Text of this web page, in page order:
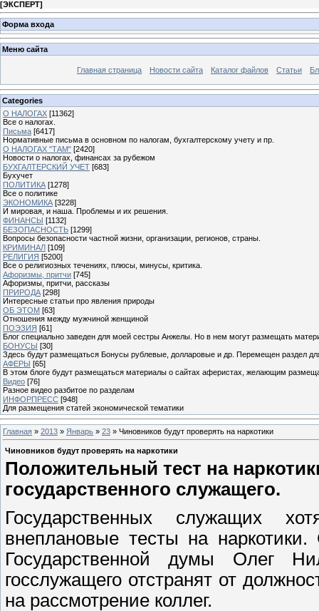
[ЭКСПЕРТ]
Форма входа
Меню сайта
Главная страница Новости сайта Каталог файлов Статьи
Categories
О НАЛОГАХ [11362]
Все о налогах.
Письма [6417]
Нормативные письма в основном по налогам, бухгалтерскому учету и пр.
О НАЛОГАХ "ТАМ" [2420]
Новости о налогах, финансах за рубежом
БУХГАЛТЕРСКИЙ УЧЕТ [683]
Бухучет
ПОЛИТИКА [1278]
Все о политике
ЭКОНОМИКА [3228]
И мировая, и наша. Проблемы и их решения.
ФИНАНСЫ [1132]
БЕЗОПАСНОСТЬ [1299]
Вопросы безопасности частной жизни, организации, регионов, страны.
КРИМИНАЛ [109]
РЕЛИГИЯ [5200]
Все о религиозных течениях, плюсы, минусы, критика.
Афоризмы, притчи [745]
Афоризмы, притчи, рассказы
ПРИРОДА [298]
Интересные статьи про явления природы
ОБ ЭТОМ [63]
Отношения между мужчиной женщиной
ПОЭЗИЯ [61]
Блог специально заведен для моей сестры Анжелы. Но в нем могут размещать
БОНУСЫ [30]
Здесь будут размещаться Бонусы рублевые, долларовые и др. Перемещен раздел
АФЕРЫ [65]
В этом блоге будут размещаться материалы о сайтах аферистах, желающим
Видео [76]
Разное видео разбитое по разделам
ИНФОРПРЕСС [948]
Для размещения статей экономической тематики
Главная » 2013 » Январь » 23 » Чиновников будут проверять на наркотики
Чиновников будут проверять на наркотики
Положительный тест на
государственного служащего.
Государственных служащих
внеплановые тесты на
Государственной думы Олег
госслужащего отстранят от
на рассмотрение коллег.